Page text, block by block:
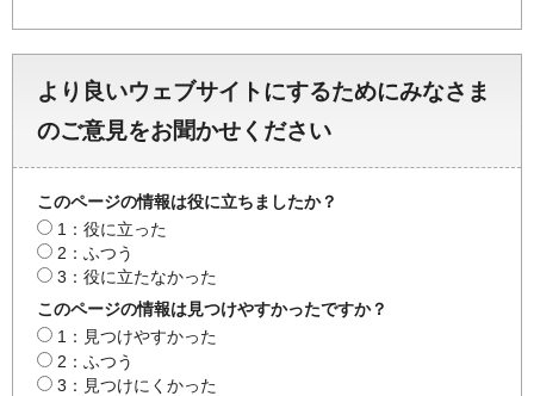
より良いウェブサイトにするためにみなさま
のご意見をお聞かせください
このページの情報は役に立ちましたか？
1：役に立った
2：ふつう
3：役に立たなかった
このページの情報は見つけやすかったですか？
1：見つけやすかった
2：ふつう
3：見つけにくかった